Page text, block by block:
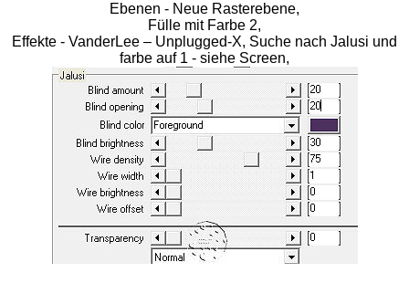
Ebenen - Neue Rasterebene,
Fülle mit Farbe 2,
Effekte - VanderLee – Unplugged-X, Suche nach Jalusi und
farbe auf 1 - siehe Screen,